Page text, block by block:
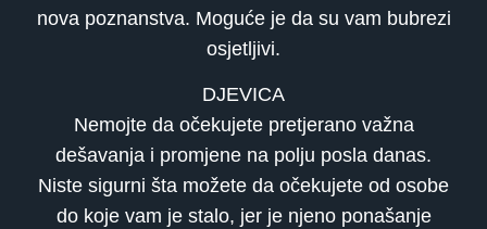
nova poznanstva. Moguće je da su vam bubrezi
osjetljivi.
DJEVICA
Nemojte da očekujete pretjerano važna
dešavanja i promjene na polju posla danas.
Niste sigurni šta možete da očekujete od osobe
do koje vam je stalo, jer je njeno ponašanje